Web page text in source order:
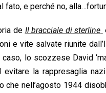
fato, e perché no,
de Il bracciale di sterline
e vite salvate riunite
lo scozzese David
evitare la rappresaglia
che nell’agosto 1944